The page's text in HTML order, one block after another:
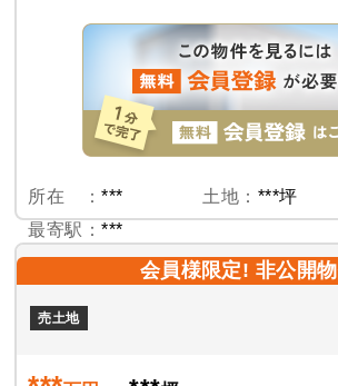
所在 ：***
最寄駅：***
土地： ***坪
会員様限定! 非公開
売土地